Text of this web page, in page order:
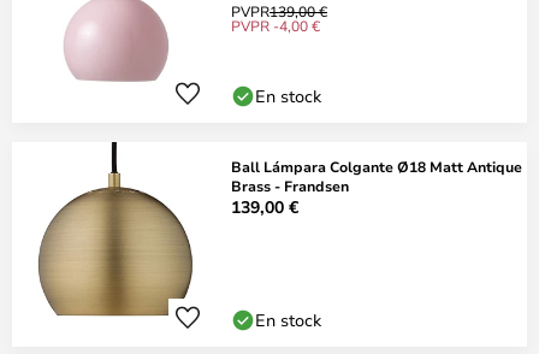
PVPR139,00 €
PVPR -4,00 €
En stock
Ball Lámpara Colgante Ø18 Matt Antique
Brass - Frandsen
139,00 €
En stock